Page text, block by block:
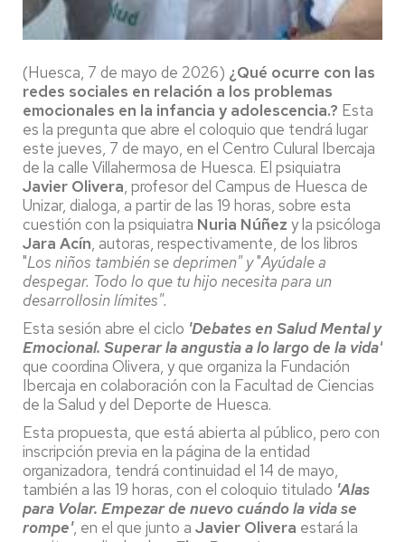
(Huesca, 7 de mayo de 2026) ¿Qué ocurre con las
redes sociales en relación a los problemas
emocionales en la infancia y adolescencia.? Esta
es la pregunta que abre el coloquio que tendrá lugar
este jueves, 7 de mayo, en el Centro Culural Ibercaja
de la calle Villahermosa de Huesca. El psiquiatra
Javier Olivera, profesor del Campus de Huesca de
Unizar, dialoga, a partir de las 19 horas, sobre esta
cuestión con la psiquiatra Nuria Núñez y la psicóloga
Jara Acín, autoras, respectivamente, de los libros
"Los niños también se deprimen" y"Ayúdale a
despegar. Todo lo que tu hijo necesita para un
desarrollosin límites".
Esta sesión abre el ciclo 'Debates en Salud Mental y
Emocional. Superar la angustia a lo largo de la vida'
que coordina Olivera, y que organiza la Fundación
Ibercaja en colaboración con la Facultad de Ciencias
de la Salud y del Deporte de Huesca.
Esta propuesta, que está abierta al público, pero con
inscripción previa en la página de la entidad
organizadora, tendrá continuidad el 14 de mayo,
también a las 19 horas, con el coloquio titulado 'Alas
para Volar. Empezar de nuevo cuándo la vida se
rompe', en el que junto a Javier Olivera estará la